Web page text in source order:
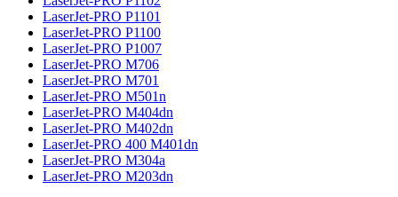
LaserJet-PRO P1101
LaserJet-PRO P1100
LaserJet-PRO P1007
LaserJet-PRO M706
LaserJet-PRO M701
LaserJet-PRO M501n
LaserJet-PRO M404dn
LaserJet-PRO M402dn
LaserJet-PRO 400 M401dn
LaserJet-PRO M304a
LaserJet-PRO M203dn